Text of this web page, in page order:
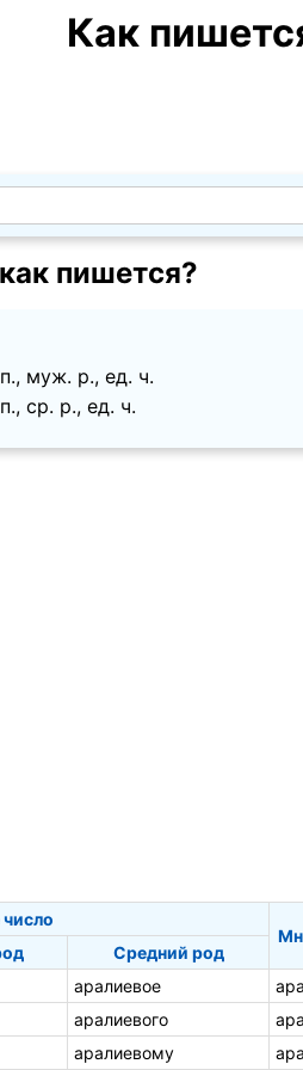
Как
пишется?
муж. p., ед. ч.
ср. p., ед. ч.
Средний род
аралиевое
аралиевого
аралиевому